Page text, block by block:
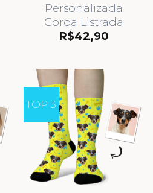
Personalizada
Coroa Listrada
R$42,90
TOP 3